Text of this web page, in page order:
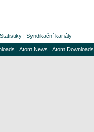
Statistiky | Syndikační kanály
| Atom News | Atom Downloads